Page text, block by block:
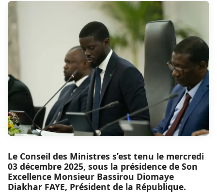
Le Conseil des Ministres s’est tenu le mercredi
03 décembre 2025, sous la présidence de Son
Excellence Monsieur Bassirou Diomaye
Diakhar FAYE, Président de la République.